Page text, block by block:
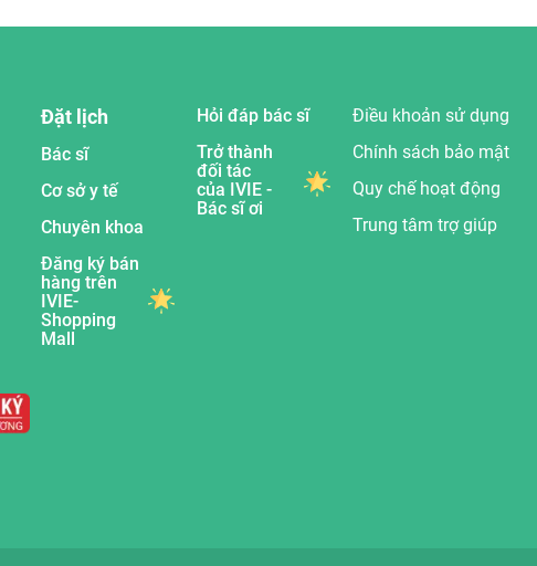
Đặt lịch
Bác sĩ
Cơ sở y tế
Chuyên khoa
Đăng ký bán
hàng trên
IVIE-
Shopping
Mall
Hỏi đáp bác sĩ
Trở thành
đối tác
của IVIE -
Bác sĩ ơi
Điều khoản sử dụng
Chính sách bảo mật
Quy chế hoạt động
Trung tâm trợ giúp